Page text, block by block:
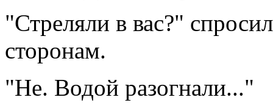
"Стреляли в вас?"
сторонам.
"Не. Водой разогнали..."